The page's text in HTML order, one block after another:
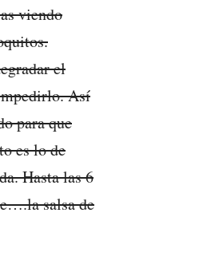
viendo
el
Así
para que
es lo de
Hasta las 6
salsa de